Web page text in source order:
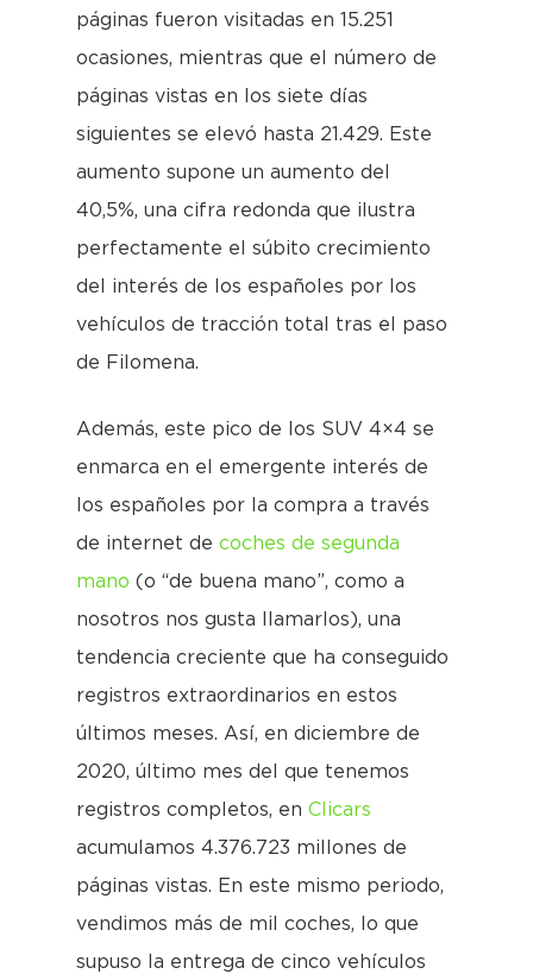
páginas fueron visitadas en 15.251
ocasiones, mientras que el número de
páginas vistas en los siete días
siguientes se elevó hasta 21.429. Este
aumento supone un aumento del
40,5%, una cifra redonda que ilustra
perfectamente el súbito crecimiento
del interés de los españoles por los
vehículos de tracción total tras el paso
de Filomena.
Además, este pico de los SUV 4×4 se
enmarca en el emergente interés de
los españoles por la compra a través
de internet de coches de segunda
mano (o “de buena mano”, como a
nosotros nos gusta llamarlos), una
tendencia creciente que ha conseguido
registros extraordinarios en estos
últimos meses. Así, en diciembre de
2020, último mes del que tenemos
registros completos, en Clicars
acumulamos 4.376.723 millones de
páginas vistas. En este mismo periodo,
vendimos más de mil coches, lo que
supuso la entrega de cinco vehículos